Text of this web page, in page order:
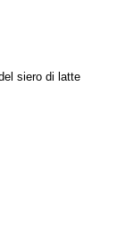
siero di latte